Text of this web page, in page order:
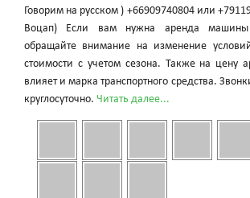
Говорим на русском ) +66909740804 или
Воцап) Если вам нужна аренда
обращайте внимание на изменение
стоимости с учетом сезона. Также на цену
влияет и марка транспортного средства.
круглосуточно. Читать далее...